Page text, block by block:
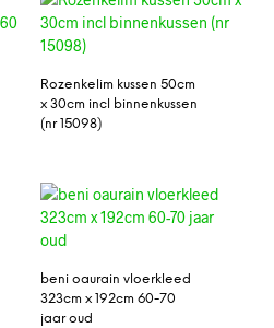
Rozenkelim kussen 50cm
x 30cm incl binnenkussen
(nr 15098)
beni oaurain vloerkleed
323cm x 192cm 60-70
jaar oud